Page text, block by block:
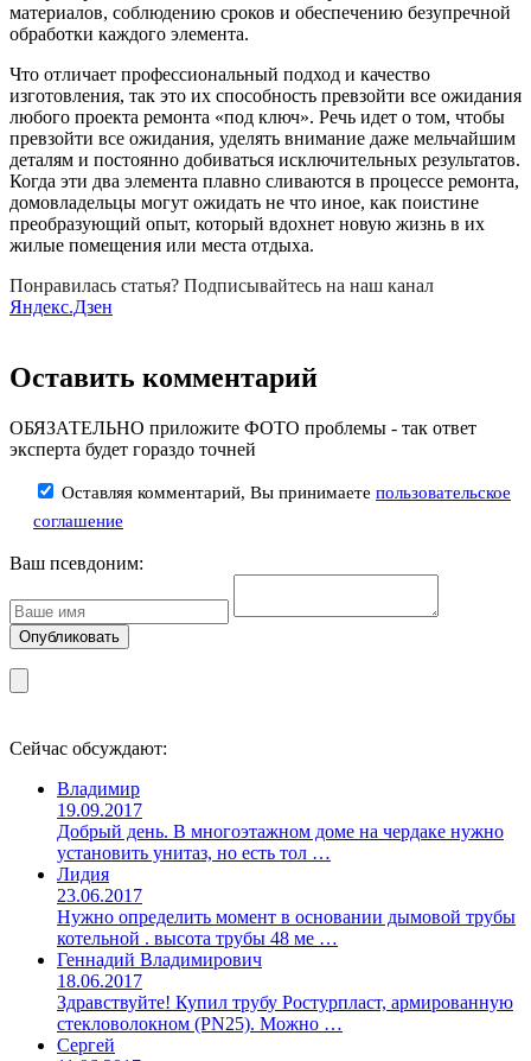
материалов, соблюдению сроков и обеспечению безупречной
обработки каждого элемента.
Что отличает профессиональный подход и качество
изготовления, так это их способность превзойти все ожидания
любого проекта ремонта «под ключ». Речь идет о том, чтобы
превзойти все ожидания, уделять внимание даже мельчайшим
деталям и постоянно добиваться исключительных результатов.
Когда эти два элемента плавно сливаются в процессе ремонта,
домовладельцы могут ожидать не что иное, как поистине
преобразующий опыт, который вдохнет новую жизнь в их
жилые помещения или места отдыха.
Понравилась статья? Подписывайтесь на наш канал
Яндекс.Дзен
Оставить комментарий
ОБЯЗАТЕЛЬНО приложите ФОТО проблемы - так ответ
эксперта будет гораздо точней
Оставляя комментарий, Вы принимаете пользовательское
соглашение
Ваш псевдоним:
Сейчас обсуждают:
Владимир
19.09.2017
Добрый день. В многоэтажном доме на чердаке нужно
установить унитаз, но есть тол …
Лидия
23.06.2017
Нужно определить момент в основании дымовой трубы
котельной . высота трубы 48 ме …
Геннадий Владимирович
18.06.2017
Здравствуйте! Купил трубу Ростурпласт, армированную
стекловолокном (PN25). Можно …
Сергей